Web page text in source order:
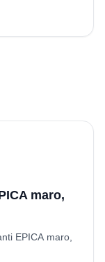
maro,
EPICA maro,